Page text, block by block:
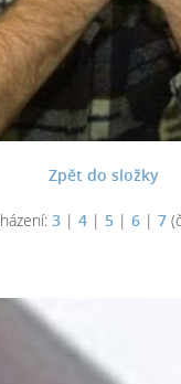
Zpět do složky
3| 4| 5| 6| 7